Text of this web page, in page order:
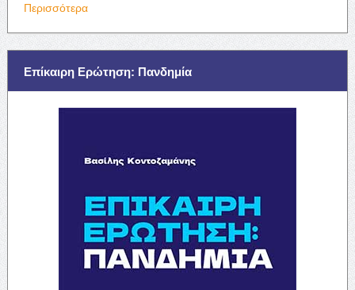
Περισσότερα
Επίκαιρη Ερώτηση: Πανδημία